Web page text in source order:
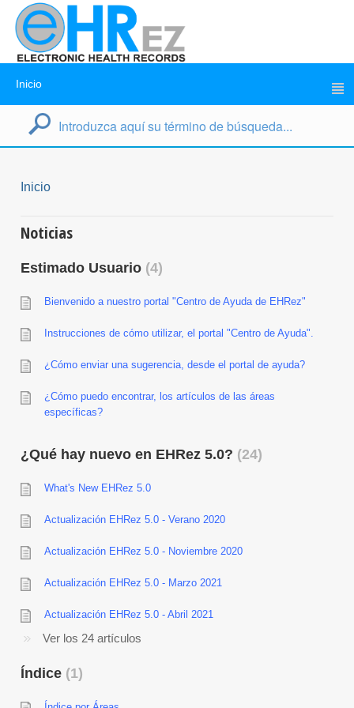
Inicio
Inicio
Noticias
Estimado Usuario 4
Bienvenido a nuestro portal "Centro de Ayuda de EHRez"
Instrucciones de cómo utilizar, el portal "Centro de Ayuda".
¿Cómo enviar una sugerencia, desde el portal de ayuda?
¿Cómo puedo encontrar, los artículos de las áreas
específicas?
¿Qué hay nuevo en EHRez 5.0? 24
What's New EHRez 5.0
Actualización EHRez 5.0 - Verano 2020
Actualización EHRez 5.0 - Noviembre 2020
Actualización EHRez 5.0 - Marzo 2021
Actualización EHRez 5.0 - Abril 2021
Ver los 24 artículos
Índice 1